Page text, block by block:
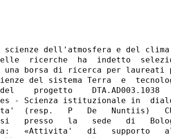
dell'atmosfera e del clima
ricerche  ha  indetto
borsa di ricerca per laureati
del sistema Terra  e
progetto    DTA.AD003.1038
- Scienza istituzionale in
(resp.   P   De   Nuntiis)
presso   la   sede   di
«Attivita'   di   supporto